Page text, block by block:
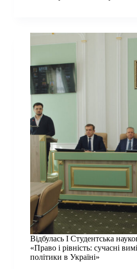
Відбулась І Студентська
«Право і рівність: сучасні
політики в Україні»